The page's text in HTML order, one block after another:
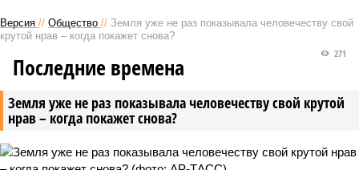
Версия // Общество // Земля уже не раз показывала человечеству свой
крутой нрав – когда покажет снова?
Земля уже не раз показывала человечеству свой крутой
нрав – когда покажет снова?
271
Последние времена